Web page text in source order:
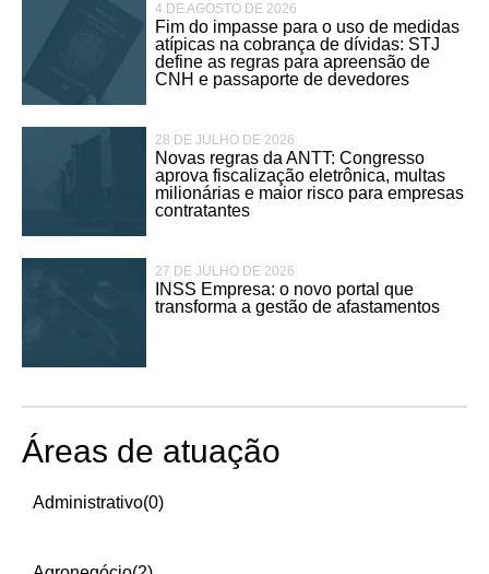
4 DE AGOSTO DE 2026
Fim do impasse para o uso de medidas
atípicas na cobrança de dívidas: STJ
define as regras para apreensão de
CNH e passaporte de devedores
28 DE JULHO DE 2026
Novas regras da ANTT: Congresso
aprova fiscalização eletrônica, multas
milionárias e maior risco para empresas
contratantes
27 DE JULHO DE 2026
INSS Empresa: o novo portal que
transforma a gestão de afastamentos
Áreas de atuação
Administrativo(0)